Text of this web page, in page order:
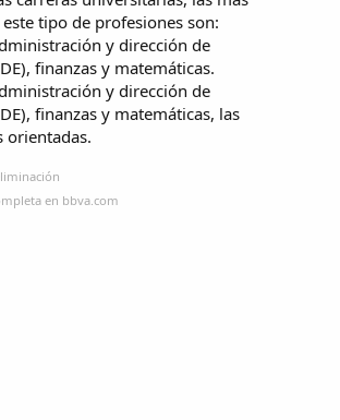
tipo de profesiones son:
y dirección de
finanzas y matemáticas.
y dirección de
finanzas y matemáticas, las
orientadas.
en bbva.com